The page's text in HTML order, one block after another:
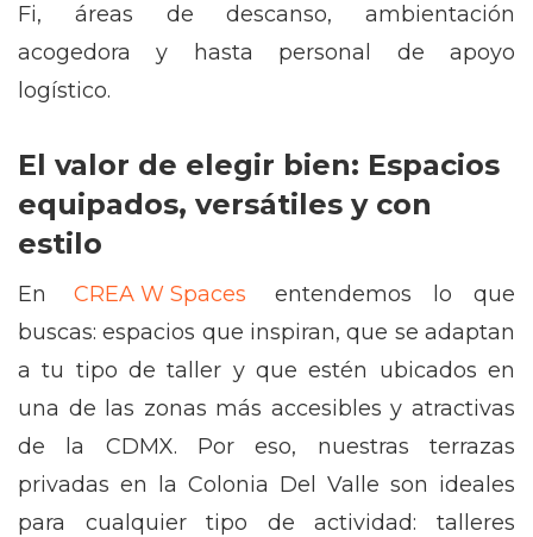
Fi, áreas de descanso, ambientación
acogedora y hasta personal de apoyo
logístico.
El valor de elegir bien: Espacios
equipados, versátiles y con
estilo
En CREA W Spaces
entendemos lo que
buscas: espacios que inspiran, que se adaptan
a tu tipo de taller y que estén ubicados en
una de las zonas más accesibles y atractivas
de la CDMX. Por eso, nuestras terrazas
privadas en la Colonia Del Valle son ideales
para cualquier tipo de actividad: talleres